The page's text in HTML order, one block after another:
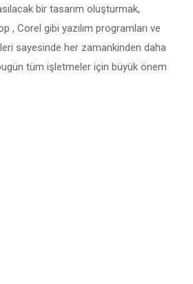
bir tasarım oluşturmak,
, Corel gibi yazılım programları ve
sayesinde her zamankinden daha
tüm işletmeler için büyük önem